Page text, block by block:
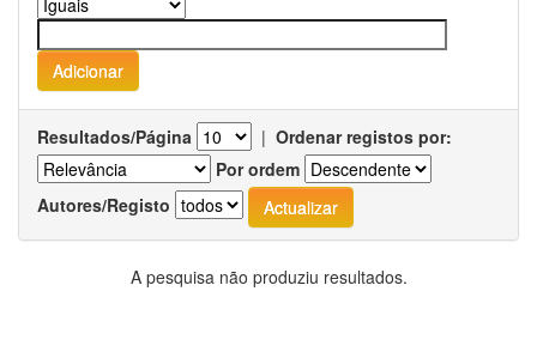
Resultados/Página | Ordenar registos por:
Por ordem
Autores/Registo
A pesquisa não produziu resultados.